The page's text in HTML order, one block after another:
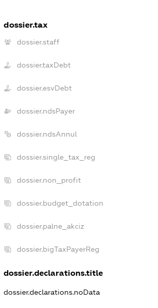
dossier.tax
dossier.staff
dossier.taxDebt
dossier.esvDebt
dossier.ndsPayer
dossier.ndsAnnul
dossier.single_tax_reg
dossier.non_profit
dossier.budget_dotation
dossier.palne_akciz
dossier.bigTaxPayerReg
dossier.declarations.title
dossier.declarations.noData